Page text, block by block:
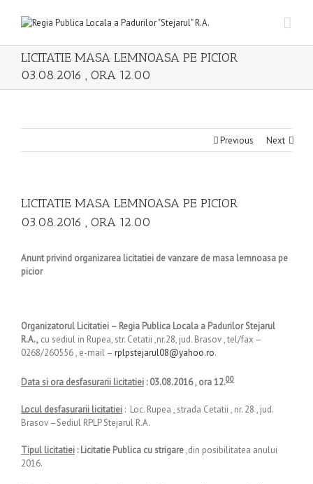
LICITATIE MASA LEMNOASA PE PICIOR
03.08.2016 , ORA 12.00
Previous Next
LICITATIE MASA LEMNOASA PE PICIOR
03.08.2016 , ORA 12.00
Anunt privind organizarea licitatiei de vanzare de masa lemnoasa pe
picior
Organizatorul Licitatiei – Regia Publica Locala a Padurilor Stejarul
R.A., cu sediul in Rupea, str. Cetatii ,nr.28, jud. Brasov , tel/fax –
0268/260556 , e-mail – rplpstejarul08@yahoo.ro.
Data si ora desfasurarii licitatiei : 03.08.2016 , ora 12.00
Locul desfasurarii licitatiei : Loc. Rupea , strada Cetatii , nr. 28 , jud.
Brasov –Sediul RPLP Stejarul R.A.
Tipul licitatiei : Licitatie Publica cu strigare,din posibilitatea anului
2016.